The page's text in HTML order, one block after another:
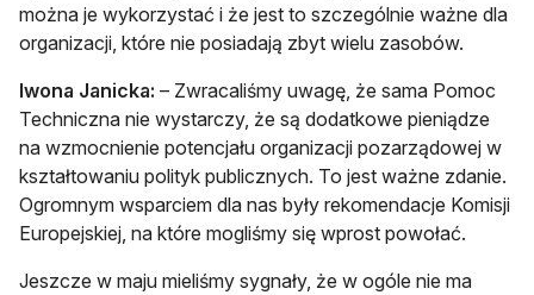
można je wykorzystać i że jest to szczególnie ważne dla
organizacji, które nie posiadają zbyt wielu zasobów.
Iwona Janicka: – Zwracaliśmy uwagę, że sama Pomoc
Techniczna nie wystarczy, że są dodatkowe pieniądze
na wzmocnienie potencjału organizacji pozarządowej w
kształtowaniu polityk publicznych. To jest ważne zdanie.
Ogromnym wsparciem dla nas były rekomendacje Komisji
Europejskiej, na które mogliśmy się wprost powołać.
Jeszcze w maju mieliśmy sygnały, że w ogóle nie ma